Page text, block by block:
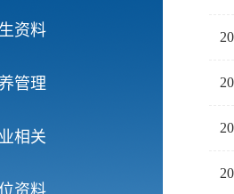
资料
管理
相关
资料